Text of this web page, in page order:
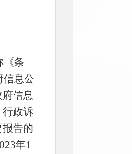
《条
信息公
信息
行政诉
告的
年1